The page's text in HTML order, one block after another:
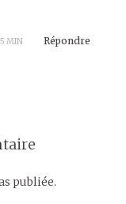
MIN
Répondre
publiée.